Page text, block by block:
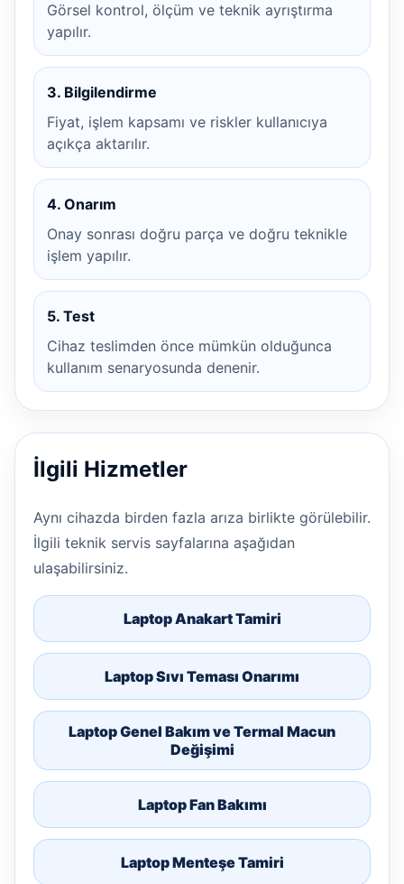
Görsel kontrol, ölçüm ve teknik ayrıştırma
yapılır.
3. Bilgilendirme
Fiyat, işlem kapsamı ve riskler kullanıcıya
açıkça aktarılır.
4. Onarım
Onay sonrası doğru parça ve doğru teknikle
işlem yapılır.
5. Test
Cihaz teslimden önce mümkün olduğunca
kullanım senaryosunda denenir.
İlgili Hizmetler
Aynı cihazda birden fazla arıza birlikte görülebilir.
İlgili teknik servis sayfalarına aşağıdan
ulaşabilirsiniz.
Laptop Anakart Tamiri
Laptop Sıvı Teması Onarımı
Laptop Genel Bakım ve Termal Macun
Değişimi
Laptop Fan Bakımı
Laptop Menteşe Tamiri